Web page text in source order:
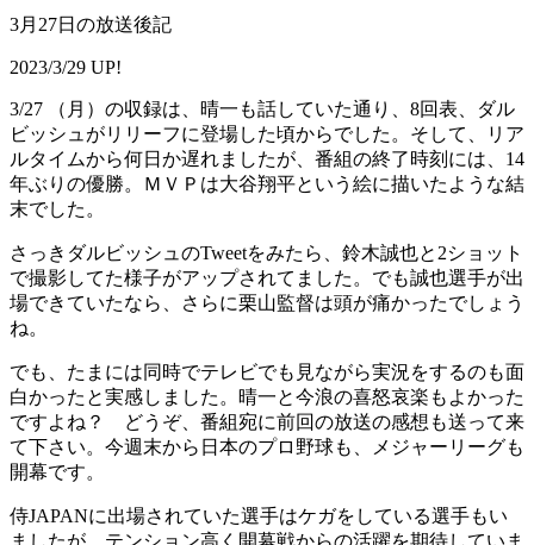
3月27日の放送後記
2023/3/29 UP!
3/27 （月）の収録は、晴一も話していた通り、8回表、ダル
ビッシュがリリーフに登場した頃からでした。そして、リア
ルタイムから何日か遅れましたが、番組の終了時刻には、14
年ぶりの優勝。ＭＶＰは大谷翔平という絵に描いたような結
末でした。
さっきダルビッシュのTweetをみたら、鈴木誠也と2ショット
で撮影してた様子がアップされてました。でも誠也選手が出
場できていたなら、さらに栗山監督は頭が痛かったでしょう
ね。
でも、たまには同時でテレビでも見ながら実況をするのも面
白かったと実感しました。晴一と今浪の喜怒哀楽もよかった
ですよね？ どうぞ、番組宛に前回の放送の感想も送って来
て下さい。今週末から日本のプロ野球も、メジャーリーグも
開幕です。
侍JAPANに出場されていた選手はケガをしている選手もい